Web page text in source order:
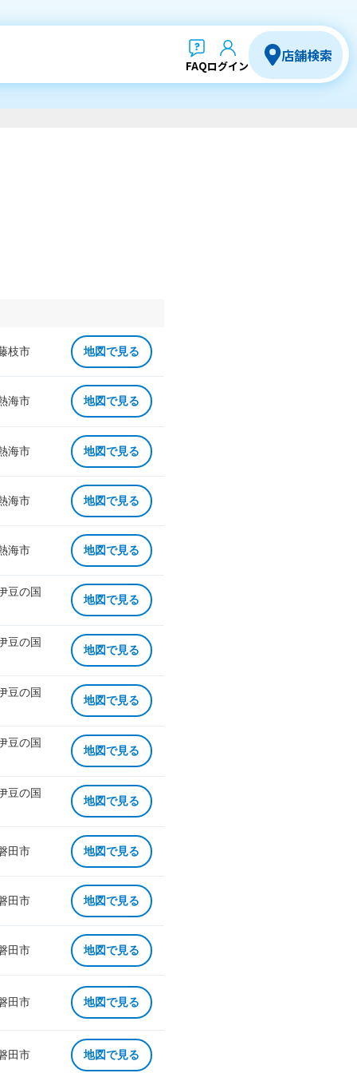
FAQログイン
店舗検索
枝市 地図で見る
海市 地図で見る
海市 地図で見る
海市 地図で見る
海市 地図で見る
豆の国
地図で見る
豆の国
地図で見る
豆の国
地図で見る
豆の国
地図で見る
豆の国
地図で見る
田市 地図で見る
田市 地図で見る
田市 地図で見る
田市 地図で見る
田市 地図で見る